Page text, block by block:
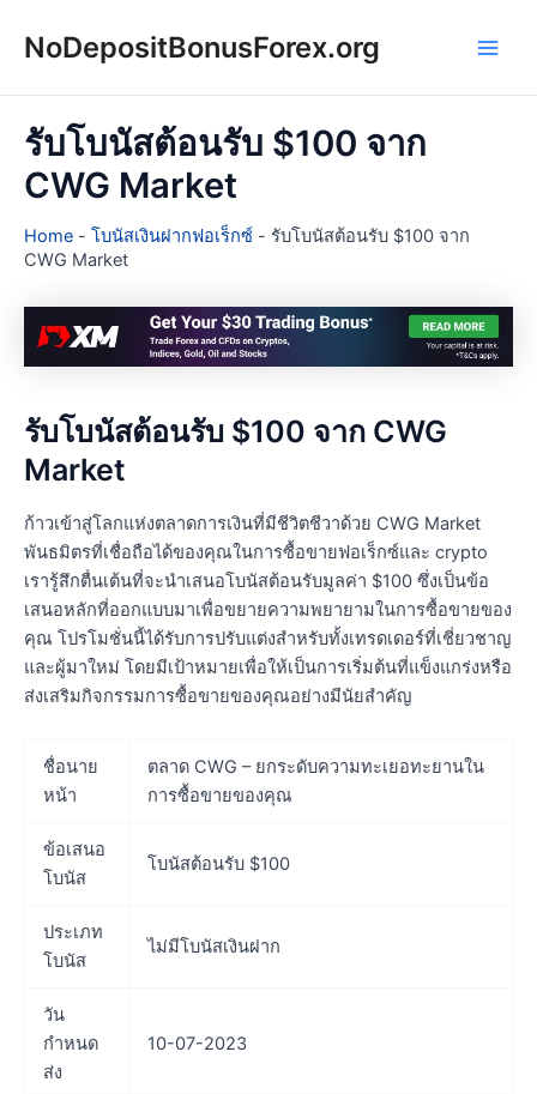
NoDepositBonusForex.org
รับโบนัสต้อนรับ $100 จาก
CWG Market
Home - โบนัสเงินฝากฟอเร็กซ์ - รับโบนัสต้อนรับ $100 จาก
CWG Market
รับโบนัสต้อนรับ $100 จาก CWG
Market
ก้าวเข้าสู่โลกแห่งตลาดการเงินที่มีชีวิตชีวาด้วย CWG Market
พันธมิตรที่เชื่อถือได้ของคุณในการซื้อขายฟอเร็กซ์และ crypto
เรารู้สึกตื่นเต้นที่จะนำเสนอโบนัสต้อนรับมูลค่า $100 ซึ่งเป็นข้อ
เสนอหลักที่ออกแบบมาเพื่อขยายความพยายามในการซื้อขายของ
คุณ โปรโมชั่นนี้ได้รับการปรับแต่งสำหรับทั้งเทรดเดอร์ที่เชี่ยวชาญ
และผู้มาใหม่ โดยมีเป้าหมายเพื่อให้เป็นการเริ่มต้นที่แข็งแกร่งหรือ
ส่งเสริมกิจกรรมการซื้อขายของคุณอย่างมีนัยสำคัญ
ชื่อนาย
หน้า
ตลาด CWG – ยกระดับความทะเยอทะยานใน
การซื้อขายของคุณ
ข้อเสนอ
โบนัส
โบนัสต้อนรับ $100
ประเภท
โบนัส
ไม่มีโบนัสเงินฝาก
วัน
กำหนด
ส่ง
10-07-2023